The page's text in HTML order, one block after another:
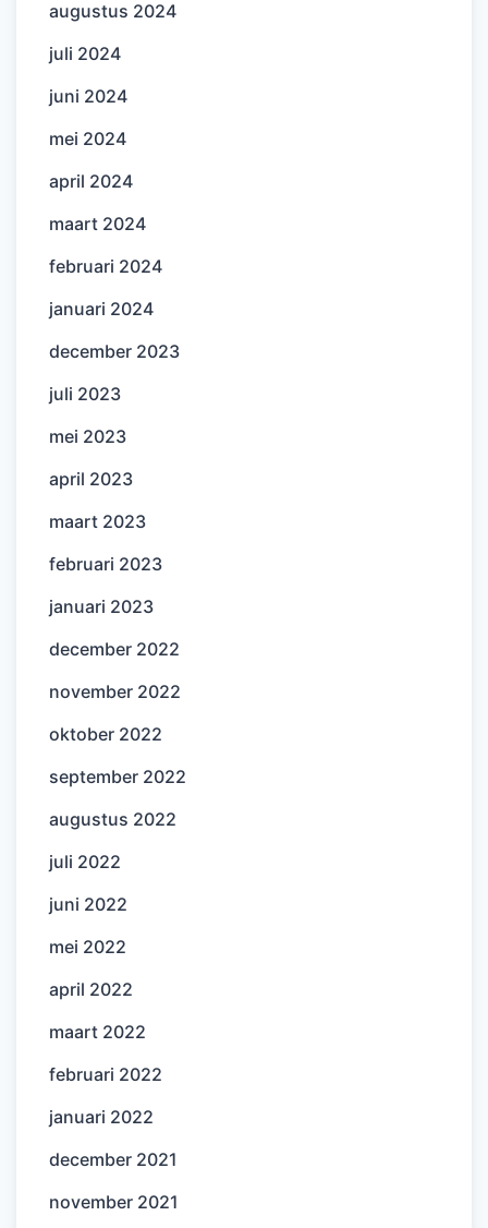
augustus 2024
juli 2024
juni 2024
mei 2024
april 2024
maart 2024
februari 2024
januari 2024
december 2023
juli 2023
mei 2023
april 2023
maart 2023
februari 2023
januari 2023
december 2022
november 2022
oktober 2022
september 2022
augustus 2022
juli 2022
juni 2022
mei 2022
april 2022
maart 2022
februari 2022
januari 2022
december 2021
november 2021